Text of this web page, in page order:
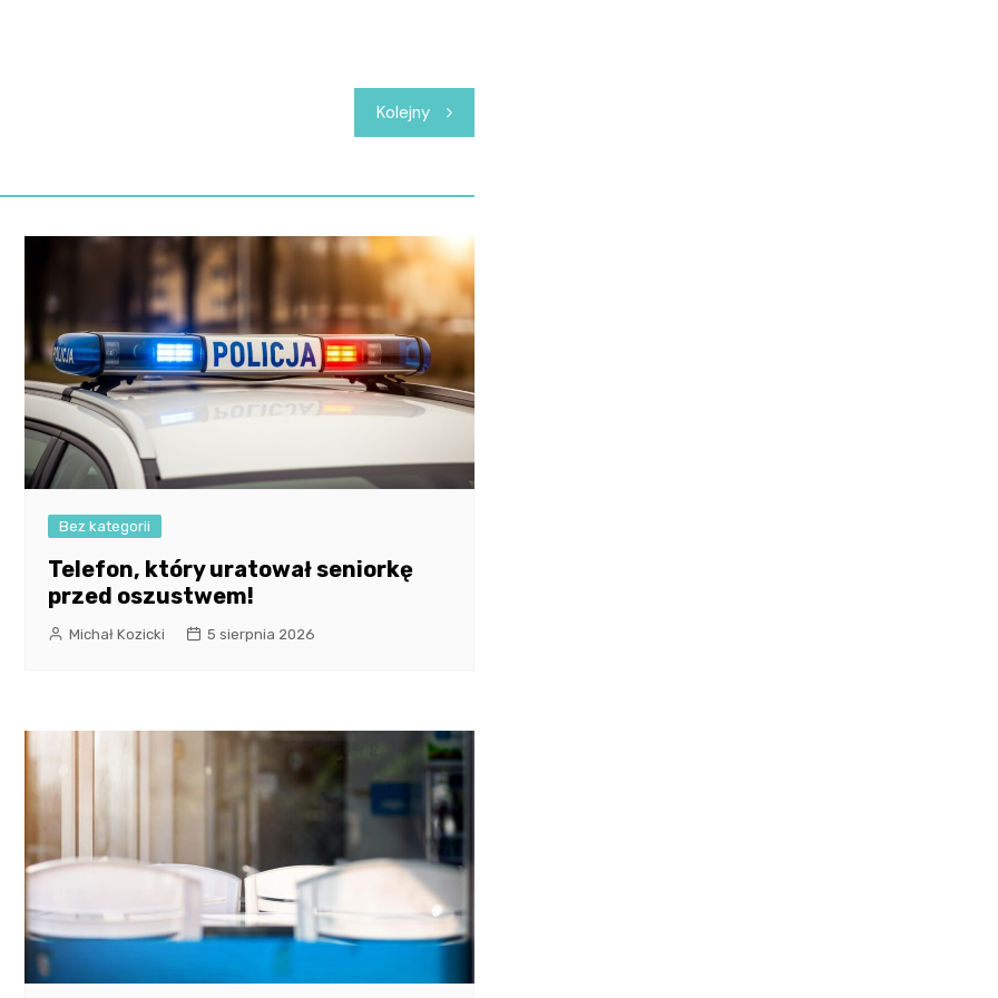
Kolejny
Bez kategorii
Telefon, który uratował seniorkę
przed oszustwem!
Michał Kozicki 5 sierpnia 2026